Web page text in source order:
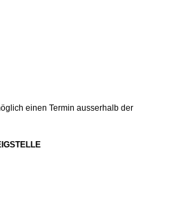
einen Termin ausserhalb der